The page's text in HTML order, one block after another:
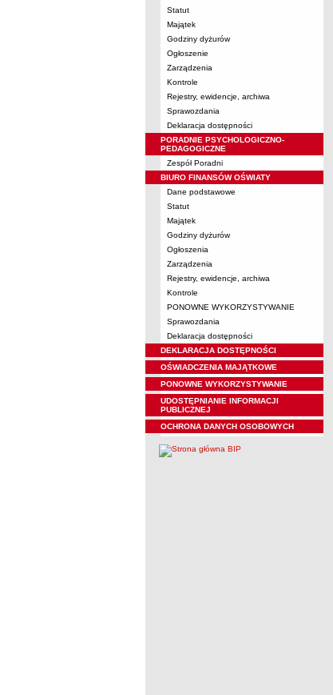
Statut
Majątek
Godziny dyżurów
Ogłoszenie
Zarządzenia
Kontrole
Rejestry, ewidencje, archiwa
Sprawozdania
Deklaracja dostępności
PORADNIE PSYCHOLOGICZNO-
PEDAGOGICZNE
Zespół Poradni
BIURO FINANSÓW OŚWIATY
Dane podstawowe
Statut
Majątek
Godziny dyżurów
Ogłoszenia
Zarządzenia
Rejestry, ewidencje, archiwa
Kontrole
PONOWNE WYKORZYSTYWANIE
Sprawozdania
Deklaracja dostępności
DEKLARACJA DOSTĘPNOŚCI
OŚWIADCZENIA MAJĄTKOWE
PONOWNE WYKORZYSTYWANIE
UDOSTĘPNIANIE INFORMACJI
PUBLICZNEJ
OCHRONA DANYCH OSOBOWYCH